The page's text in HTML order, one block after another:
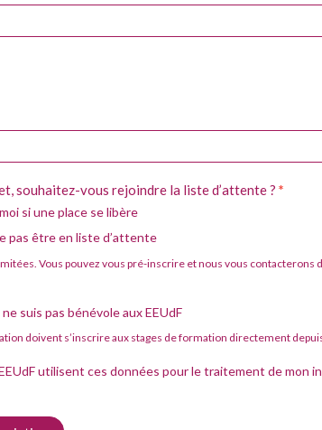
souhaitez-vous rejoindre la liste d’attente ? *
si une place se libère
pas être en liste d’attente
Vous pouvez vous pré-inscrire et nous vous contacterons
suis pas bénévole aux EEUdF
doivent s’inscrire aux stages de formation directement
utilisent ces données pour le traitement de mon